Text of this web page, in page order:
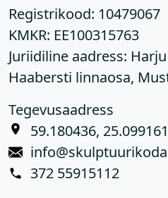
Registrikood: 10479067
KMKR: EE100315763
Juriidiline aadress:
Haabersti linnaosa,
Tegevusaadress
59.180436, 25.099161
372 55915112